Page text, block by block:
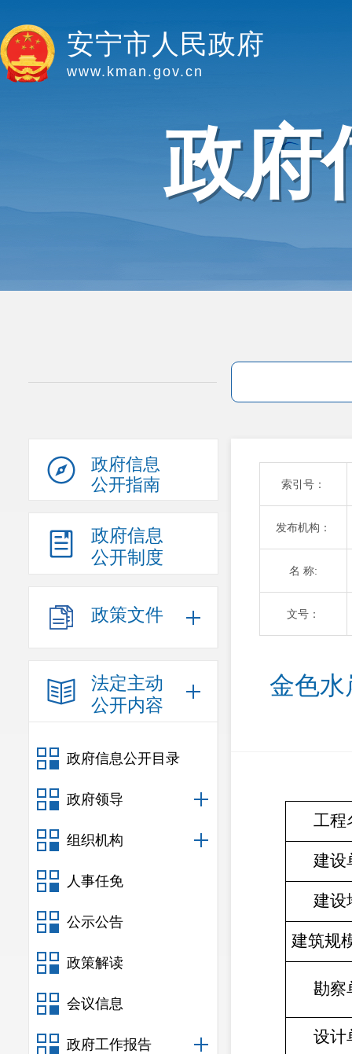
安宁市人民政府
www.kman.gov.cn
政府
政府信息
公开指南
政府信息
公开制度
政策文件
法定主动
公开内容
政府信息公开目录
政府领导
组织机构
人事任免
公示公告
政策解读
会议信息
政府工作报告
索引号：
发布机构：
名 称:
文号：
金色水
工程
建设
建设
建筑规
勘察
设计